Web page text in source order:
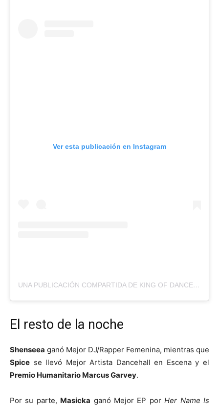
Ver esta publicación en Instagram
UNA PUBLICACIÓN COMPARTIDA DE KING OF DANCEHALL (@VYBZKARTEL)
El resto de la noche
Shenseea ganó Mejor DJ/Rapper Femenina, mientras que
Spice se llevó Mejor Artista Dancehall en Escena y el
Premio Humanitario Marcus Garvey.
Por su parte, Masicka ganó Mejor EP porHer Name Is